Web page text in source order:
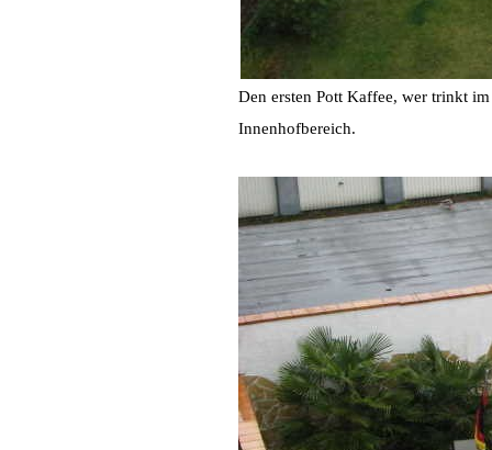
Den ersten Pott Kaffee, wer trinkt
Innenhofbereich.